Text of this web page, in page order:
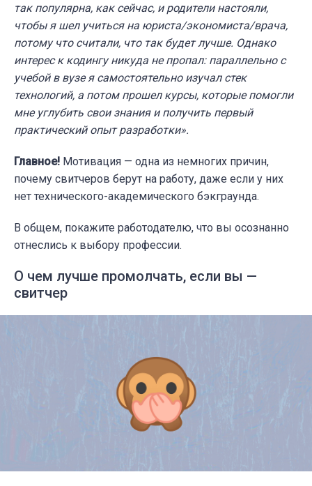
так популярна, как сейчас, и родители настояли,
чтобы я шел учиться на юриста/экономиста/врача,
потому что считали, что так будет лучше. Однако
интерес к кодингу никуда не пропал: параллельно с
учебой в вузе я самостоятельно изучал стек
технологий, а потом прошел курсы, которые помогли
мне углубить свои знания и получить первый
практический опыт разработки».
Главное! Мотивация — одна из немногих причин,
почему свитчеров берут на работу, даже если у них
нет технического-академического бэкграунда.
В общем, покажите работодателю, что вы осознанно
отнеслись к выбору профессии.
О чем лучше промолчать, если вы —
свитчер